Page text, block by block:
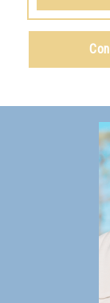
Vedi ancheLa